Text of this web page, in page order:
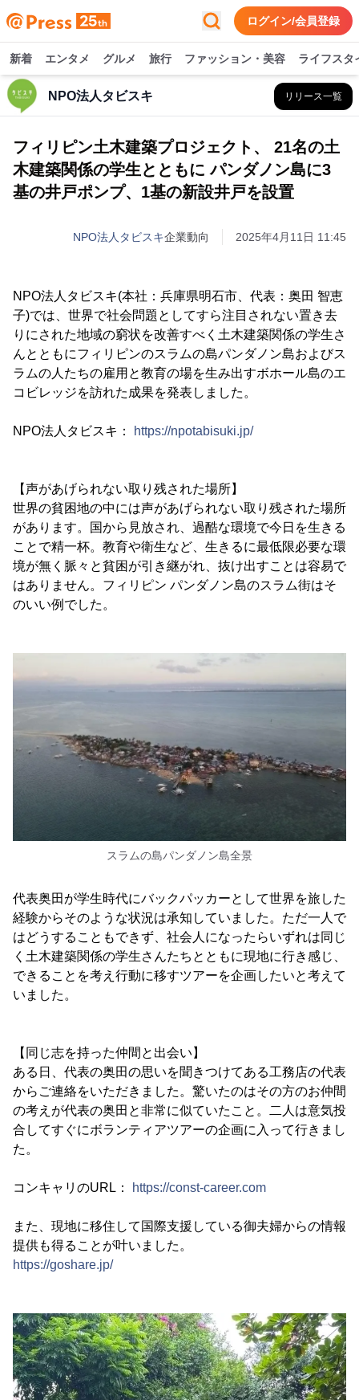
ログイン/会員登録
新着 エンタメ グルメ 旅行 ファッション・美容 ライフスタ
NPO法人タビスキ リリース一覧
フィリピン土木建築プロジェクト、 21名の土
木建築関係の学生とともに パンダノン島に3
基の井戸ポンプ、1基の新設井戸を設置
NPO法人タビスキ企業動向 2025年4月11日 11:45
NPO法人タビスキ(本社：兵庫県明石市、代表：奥田 智恵
子)では、世界で社会問題としてすら注目されない置き去
りにされた地域の窮状を改善すべく土木建築関係の学生さ
んとともにフィリピンのスラムの島パンダノン島およびス
ラムの人たちの雇用と教育の場を生み出すボホール島のエ
コビレッジを訪れた成果を発表しました。
NPO法人タビスキ： https://npotabisuki.jp/
【声があげられない取り残された場所】
世界の貧困地の中には声があげられない取り残された場所
があります。国から見放され、過酷な環境で今日を生きる
ことで精一杯。教育や衛生など、生きるに最低限必要な環
境が無く脈々と貧困が引き継がれ、抜け出すことは容易で
はありません。フィリピン パンダノン島のスラム街はそ
のいい例でした。
スラムの島パンダノン島全景
代表奥田が学生時代にバックパッカーとして世界を旅した
経験からそのような状況は承知していました。ただ一人で
はどうすることもできず、社会人になったらいずれは同じ
く土木建築関係の学生さんたちとともに現地に行き感じ、
できることを考え行動に移すツアーを企画したいと考えて
いました。
【同じ志を持った仲間と出会い】
ある日、代表の奥田の思いを聞きつけてある工務店の代表
からご連絡をいただきました。驚いたのはその方のお仲間
の考えが代表の奥田と非常に似ていたこと。二人は意気投
合してすぐにボランティアツアーの企画に入って行きまし
た。
コンキャリのURL： https://const-career.com
また、現地に移住して国際支援している御夫婦からの情報
提供も得ることが叶いました。
https://goshare.jp/